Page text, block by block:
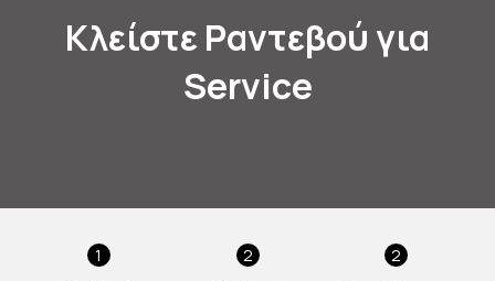
Κλείστε Ραντεβού για
Service
1 2 2